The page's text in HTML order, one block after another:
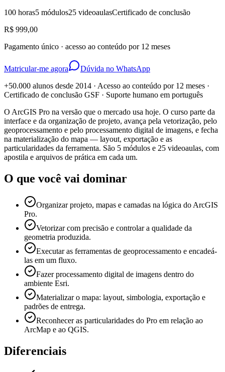
100 horas5 módulos25 videoaulasCertificado de conclusão
R$ 999,00
Pagamento único · acesso ao conteúdo por 12 meses
Matricular-me agora
Dúvida no WhatsApp
+50.000 alunos desde 2014 · Acesso ao conteúdo por 12 meses ·
Certificado de conclusão GSF · Suporte humano em português
O ArcGIS Pro na versão que o mercado usa hoje. O curso parte da
interface e da organização de projeto, avança pela vetorização, pelo
geoprocessamento e pelo processamento digital de imagens, e fecha
na materialização do mapa — layout, exportação e as
particularidades da ferramenta. São 5 módulos e 25 videoaulas, com
apostila e arquivos de prática em cada um.
O que você vai dominar
Organizar projeto, mapas e camadas na lógica do ArcGIS
Pro.
Vetorizar com precisão e controlar a qualidade da
geometria produzida.
Executar as ferramentas de geoprocessamento e encadeá-
las em um fluxo.
Fazer processamento digital de imagens dentro do
ambiente Esri.
Materializar o mapa: layout, simbologia, exportação e
padrões de entrega.
Reconhecer as particularidades do Pro em relação ao
ArcMap e ao QGIS.
Diferenciais